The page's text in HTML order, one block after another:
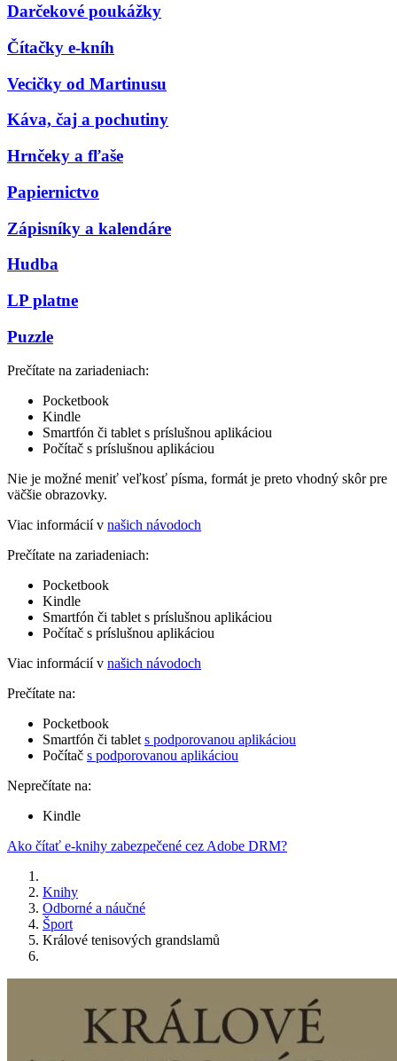
Darčekové poukážky
Čítačky e-kníh
Vecičky od Martinusu
Káva, čaj a pochutiny
Hrnčeky a fľaše
Papiernictvo
Zápisníky a kalendáre
Hudba
LP platne
Puzzle
Prečítate na zariadeniach:
Pocketbook
Kindle
Smartfón či tablet s príslušnou aplikáciou
Počítač s príslušnou aplikáciou
Nie je možné meniť veľkosť písma, formát je preto vhodný skôr pre
väčšie obrazovky.
Viac informácií v našich návodoch
Prečítate na zariadeniach:
Pocketbook
Kindle
Smartfón či tablet s príslušnou aplikáciou
Počítač s príslušnou aplikáciou
Viac informácií v našich návodoch
Prečítate na:
Pocketbook
Smartfón či tablet s podporovanou aplikáciou
Počítač s podporovanou aplikáciou
Neprečítate na:
Kindle
Ako čítať e-knihy zabezpečené cez Adobe DRM?
Knihy
Odborné a náučné
Šport
Králové tenisových grandslamů